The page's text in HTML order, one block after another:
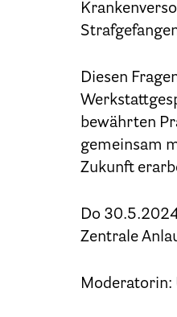
Diesen
bewährten
gemeinsam
Zukunft
Do
Zentrale
Moderatorin: